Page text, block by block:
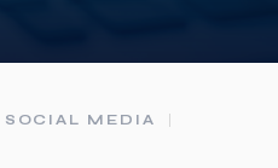
SOCIAL MEDIA